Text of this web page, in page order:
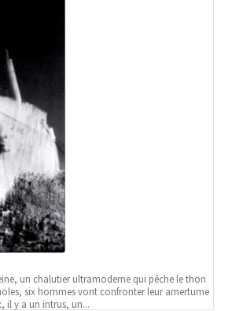
un chalutier ultramoderne qui pêche le thon
six hommes vont confronter leur amertume
il y a un intrus, un...